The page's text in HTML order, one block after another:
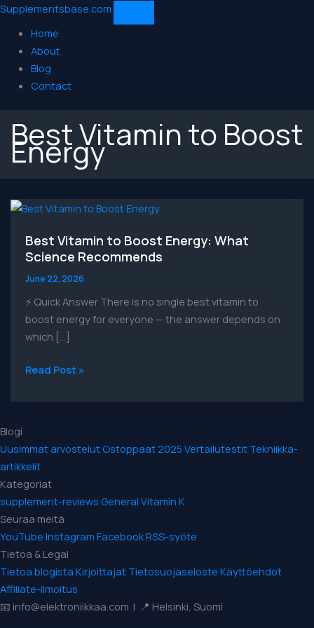
Supplementsbase.com
Home
About
Blog
Contact
Best Vitamin to Boost
Energy
Best Vitamin to Boost Energy: What
Science Recommends
June 22, 2026
⚡ Quick Answer There is no single best vitamin to
boost energy for everyone — the answer depends on
which […]
Best
What
Science
Recommends
Read Post »
Blogi
Uusimmat arvostelut Ostoppaat 2025 Vertailutestit Tekniikka-
artikkelit
Kategoriat
supplement-reviews General Vitamin K
Seuraa meitä
YouTube Instagram FacebookRSS-syöte
Tietoa & Legal
Tietoa blogista Kirjoittajat Tietosuojaseloste Käyttöehdot
Affiliate-ilmoitus
📧 info@elektroniikkaa.com | 📍 Helsinki, Suomi